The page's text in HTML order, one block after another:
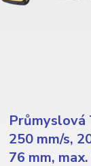
Průmyslová
250 mm/s,
76 mm,